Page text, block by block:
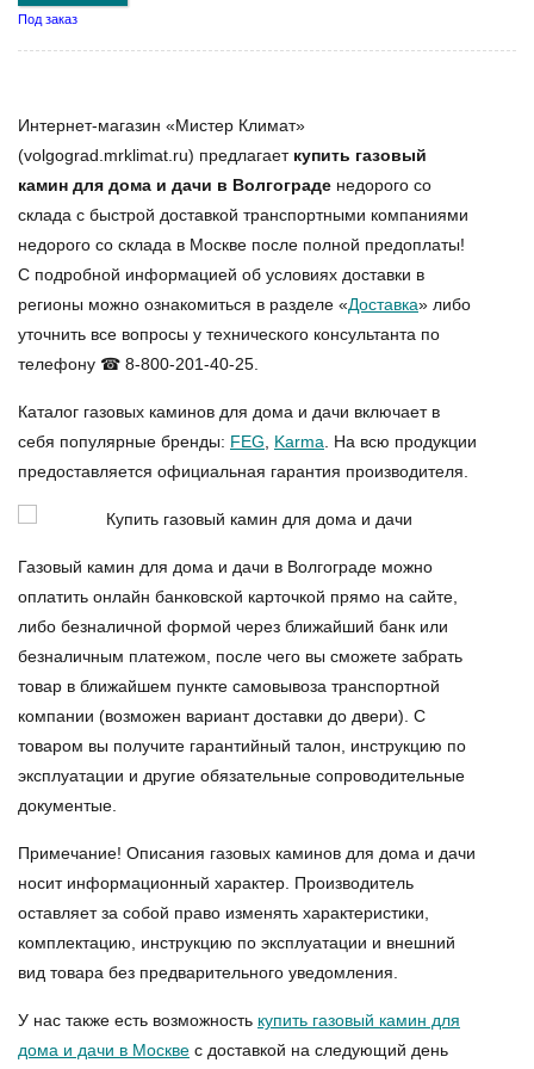
Под заказ
Интернет-магазин «Мистер Климат»
(volgograd.mrklimat.ru) предлагает купить газовый
камин для дома и дачи в Волгограде недорого со
склада с быстрой доставкой транспортными компаниями
недорого со склада в Москве после полной предоплаты!
С подробной информацией об условиях доставки в
регионы можно ознакомиться в разделе «Доставка» либо
уточнить все вопросы у технического консультанта по
телефону ☎ 8-800-201-40-25.
Каталог газовых каминов для дома и дачи включает в
себя популярные бренды: FEG Karma . На всю продукции
предоставляется официальная гарантия производителя.
Газовый камин для дома и дачи в Волгограде можно
оплатить онлайн банковской карточкой прямо на сайте,
либо безналичной формой через ближайший банк или
безналичным платежом, после чего вы сможете забрать
товар в ближайшем пункте самовывоза транспортной
компании (возможен вариант доставки до двери). С
товаром вы получите гарантийный талон, инструкцию по
эксплуатации и другие обязательные сопроводительные
документые.
Примечание! Описания газовых каминов для дома и дачи
носит информационный характер. Производитель
оставляет за собой право изменять характеристики,
комплектацию, инструкцию по эксплуатации и внешний
вид товара без предварительного уведомления.
У нас также есть возможность купить газовый камин для
дома и дачи в Москве с доставкой на следующий день